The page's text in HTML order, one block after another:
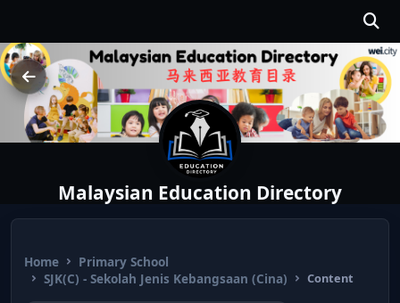
Malaysian Education Directory
Home
Primary School
SJK(C) - Sekolah Jenis Kebangsaan (Cina)
Content